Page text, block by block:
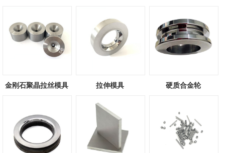
金刚石聚晶拉丝模具 拉伸模具 硬质合金轮